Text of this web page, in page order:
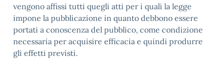
vengono affissi tutti quegli atti per i quali la legge
impone la pubblicazione in quanto debbono essere
portati a conoscenza del pubblico, come condizione
necessaria per acquisire efficacia e quindi produrre
gli effetti previsti.